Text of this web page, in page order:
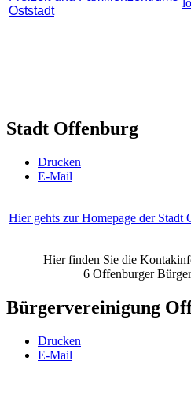
Oststadt
Stadt Offenburg
Drucken
E-Mail
Hier gehts zur Homepage der Stadt
Hier finden Sie die
6 Offenburger
Bürgervereinigung
Drucken
E-Mail